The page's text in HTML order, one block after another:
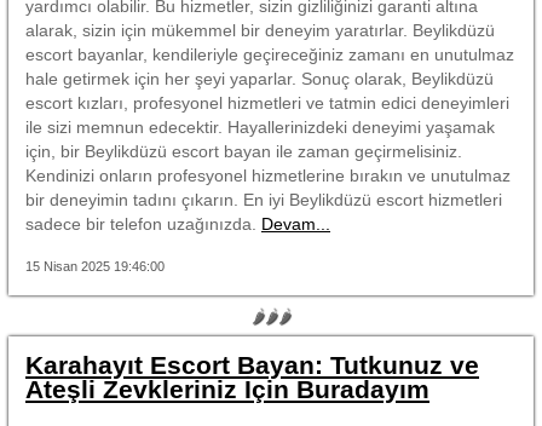
yardımcı olabilir. Bu hizmetler, sizin gizliliğinizi garanti altına
alarak, sizin için mükemmel bir deneyim yaratırlar. Beylikdüzü
escort bayanlar, kendileriyle geçireceğiniz zamanı en unutulmaz
hale getirmek için her şeyi yaparlar. Sonuç olarak, Beylikdüzü
escort kızları, profesyonel hizmetleri ve tatmin edici deneyimleri
ile sizi memnun edecektir. Hayallerinizdeki deneyimi yaşamak
için, bir Beylikdüzü escort bayan ile zaman geçirmelisiniz.
Kendinizi onların profesyonel hizmetlerine bırakın ve unutulmaz
bir deneyimin tadını çıkarın. En iyi Beylikdüzü escort hizmetleri
sadece bir telefon uzağınızda. Devam...
15 Nisan 2025 19:46:00
🌶🌶🌶
Karahayıt Escort Bayan: Tutkunuz ve
Ateşli Zevkleriniz İçin Buradayım